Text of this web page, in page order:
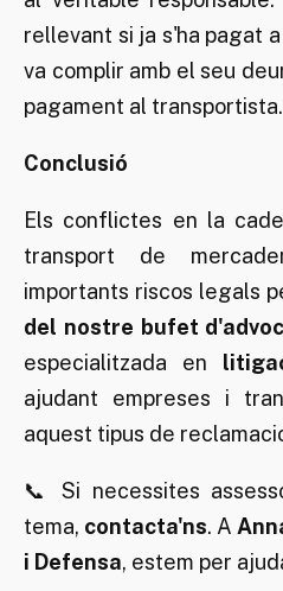
rellevant si ja s'ha pagat
va complir amb el seu
pagament al transportista.
Conclusió
Els conflictes en la
transport de
importants riscos legals
del nostre bufet
especialitzada en
ajudant empreses i
aquest tipus de
📞 Si necessites
tema, contacta'ns. A
i Defensa, estem per